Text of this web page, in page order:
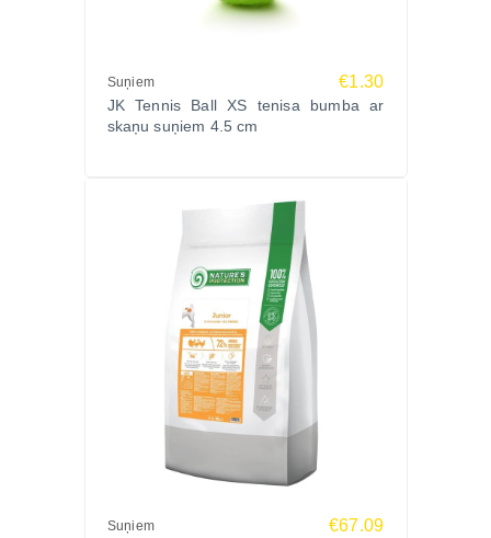
Suņiem €1.30
JK Tennis Ball XS tenisa bumba ar
skaņu suņiem 4.5 cm
Suņiem €67.09